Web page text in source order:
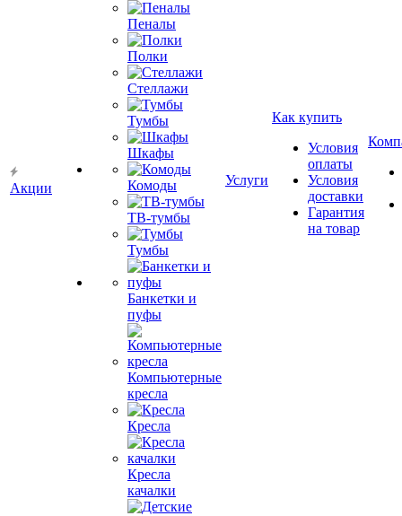
Акции
Пеналы
Полки
Стеллажи
Тумбы
Шкафы
Комоды
ТВ-тумбы
Тумбы
Банкетки и
пуфы
Компьютерные
кресла
Кресла
Кресла
качалки
Услуги
Как купить
Условия
оплаты
Условия
доставки
Гарантия
на товар